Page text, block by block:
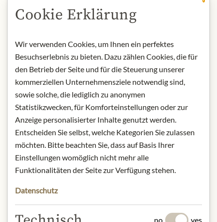
Art.Nr.:424999#1.000
POPIS
A blend of Aceto Sopraffino and
Vinagro from Cabernet Sauvignon. It
has a slightly syrupy consistency and
an acidity of about 6%. The Gran
Cuvée is ruby red with amber
reflections and its delicate sweet and
sour note is underlined by a spicy
meats, cream cheese and vegetable
Cookie Erklärung
Wir verwenden Cookies, um Ihnen ein perfektes
Besuchserlebnis zu bieten. Dazu zählen Cookies, die für
den Betrieb der Seite und für die Steuerung unserer
kommerziellen Unternehmensziele notwendig sind,
sowie solche, die lediglich zu anonymen
Statistikzwecken, für Komforteinstellungen oder zur
Anzeige personalisierter Inhalte genutzt werden.
Entscheiden Sie selbst, welche Kategorien Sie zulassen
möchten. Bitte beachten Sie, dass auf Basis Ihrer
Einstellungen womöglich nicht mehr alle
Funktionalitäten der Seite zur Verfügung stehen.
Datenschutz
no yes